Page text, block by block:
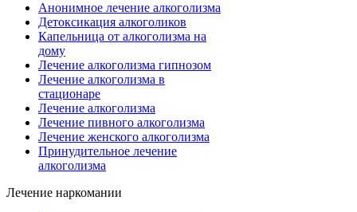
Анонимное лечение алкоголизма
Детоксикация алкоголиков
Капельница от алкоголизма на
дому
Лечение алкоголизма гипнозом
Лечение алкоголизма в
стационаре
Лечение алкоголизма
Лечение пивного алкоголизма
Лечение женского алкоголизма
Принудительное лечение
алкоголизма
Лечение наркомании